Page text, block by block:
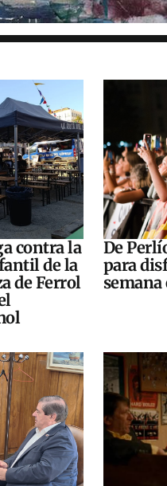
contra la
de la
de Ferrol
De
para